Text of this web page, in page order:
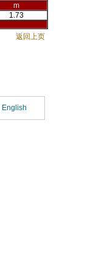
m
1.73
返回上页
English